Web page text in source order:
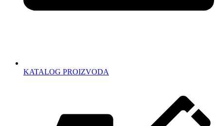
KATALOG PROIZVODA